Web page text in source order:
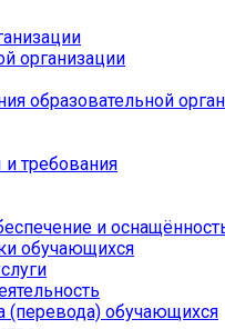
организации
образовательной
требования
и
обучающихся
(перевода) обучающихся